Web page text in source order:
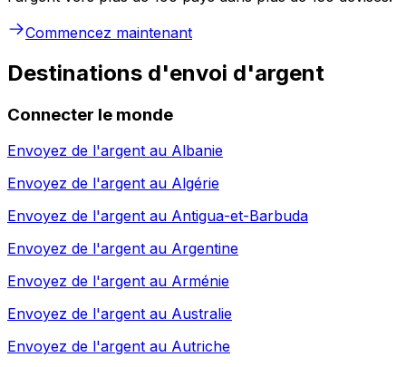
Commencez maintenant
Destinations d'envoi d'argent
Connecter le monde
Envoyez de l'argent au Albanie
Envoyez de l'argent au Algérie
Envoyez de l'argent au Antigua-et-Barbuda
Envoyez de l'argent au Argentine
Envoyez de l'argent au Arménie
Envoyez de l'argent au Australie
Envoyez de l'argent au Autriche